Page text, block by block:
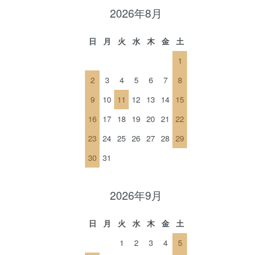
2026年8月
日 月 火 水 木 金
土
1
2
3 4 5 6 7
8
9
10 11 12 13 14 15
16 17 18 19 20 21
22
23 24 25 26 27 28 29
30 31
2026年9月
日 月 火 水 木 金
土
1
2 3 4
5